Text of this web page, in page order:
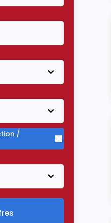
/
Supprimer le
offres